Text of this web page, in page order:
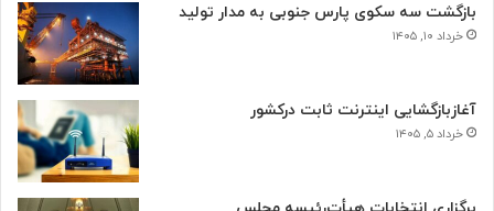
بازگشت سه سکوی پارس جنوبی به مدار تولید
خرداد ۱۰, ۱۴۰۵
آغازبازگشایی اینترنت ثابت درکشور
خرداد ۵, ۱۴۰۵